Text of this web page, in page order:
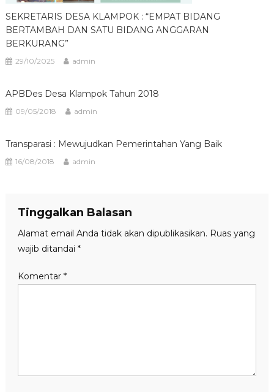
SEKRETARIS DESA KLAMPOK : “EMPAT BIDANG
BERTAMBAH DAN SATU BIDANG ANGGARAN
BERKURANG”
29/10/2025 admin
APBDes Desa Klampok Tahun 2018
09/05/2018 admin
Transparasi : Mewujudkan Pemerintahan Yang Baik
16/08/2018 admin
Tinggalkan Balasan
Alamat email Anda tidak akan dipublikasikan. Ruas yang
wajib ditandai *
Komentar *